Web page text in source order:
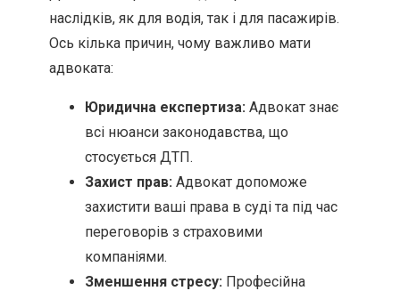
наслідків, як для водія, так і для пасажирів.
Ось кілька причин, чому важливо мати
адвоката:
Юридична експертиза: Адвокат знає
всі нюанси законодавства, що
стосується ДТП.
Захист прав: Адвокат допоможе
захистити ваші права в суді та під час
переговорів з страховими
компаніями.
Зменшення стресу: Професійна